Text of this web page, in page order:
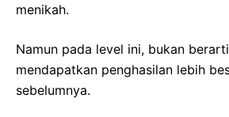
menikah.
Namun pada level ini, bukan
mendapatkan penghasilan lebih
sebelumnya.